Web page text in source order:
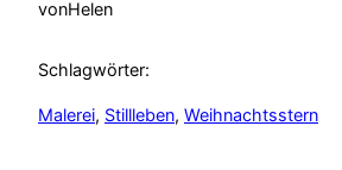
vonHelen
Schlagwörter:
Malerei, Stillleben, Weihnachtsstern